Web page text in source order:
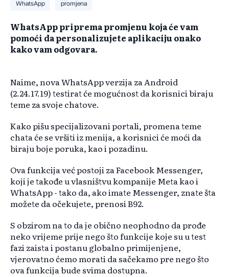
WhatsApp promjena
WhatsApp priprema promjenu koja će vam
pomoći da personalizujete aplikaciju onako
kako vam odgovara.
Naime, nova WhatsApp verzija za Android
(2.24.17.19) testirat će mogućnost da korisnici biraju
teme za svoje chatove.
Kako pišu specijalizovani portali, promena teme
chata će se vršiti iz menija, a korisnici će moći da
biraju boje poruka, kao i pozadinu.
Ova funkcija već postoji za Facebook Messenger,
koji je takođe u vlasništvu kompanije Meta kao i
WhatsApp - tako da, ako imate Messenger, znate šta
možete da očekujete, prenosi B92.
S obzirom na to da je obično neophodno da prođe
neko vrijeme prije nego što funkcije koje su u test
fazi zaista i postanu globalno primijenjene,
vjerovatno ćemo morati da sačekamo pre nego što
ova funkcija bude svima dostupna.